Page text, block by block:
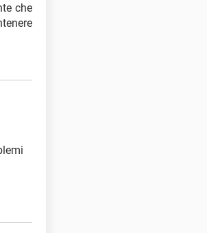
che